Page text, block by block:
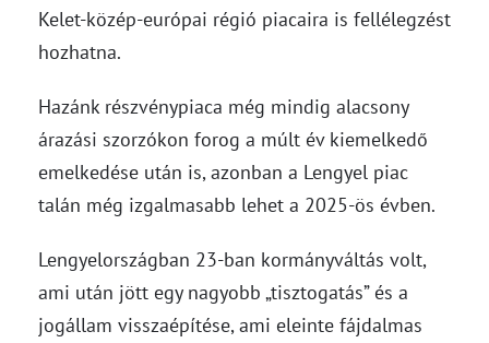
Kelet-közép-európai régió piacaira is fellélegzést
hozhatna.
Hazánk részvénypiaca még mindig alacsony
árazási szorzókon forog a múlt év kiemelkedő
emelkedése után is, azonban a Lengyel piac
talán még izgalmasabb lehet a 2025-ös évben.
Lengyelországban 23-ban kormányváltás volt,
ami után jött egy nagyobb „tisztogatás” és a
jogállam visszaépítése, ami eleinte fájdalmas